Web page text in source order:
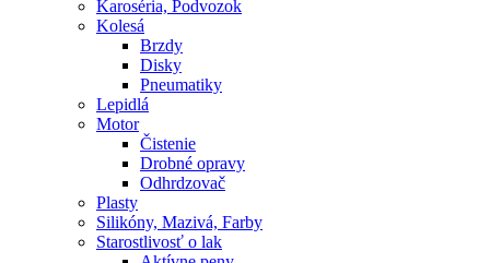
Karoséria, Podvozok
Kolesá
Brzdy
Disky
Pneumatiky
Lepidlá
Motor
Čistenie
Drobné opravy
Odhrdzovač
Plasty
Silikóny, Mazivá, Farby
Starostlivosť o lak